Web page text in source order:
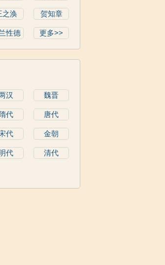
之涣 贺知章
性德 更多>>
汉 魏晋
代 唐代
代 金朝
代 清代